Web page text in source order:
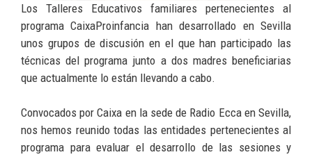
Los Talleres Educativos familiares pertenecientes al
programa CaixaProinfancia han desarrollado en Sevilla
unos grupos de discusión en el que han participado las
técnicas del programa junto a dos madres beneficiarias
que actualmente lo están llevando a cabo.
Convocados por Caixa en la sede de Radio Ecca en Sevilla,
nos hemos reunido todas las entidades pertenecientes al
programa para evaluar el desarrollo de las sesiones y